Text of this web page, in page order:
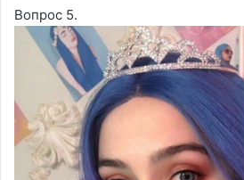
Вопрос 5.